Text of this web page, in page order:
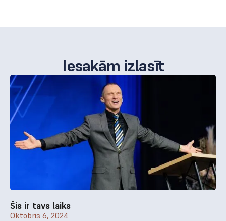
Iesakām izlasīt
Šis ir tavs laiks
Oktobris 6, 2024